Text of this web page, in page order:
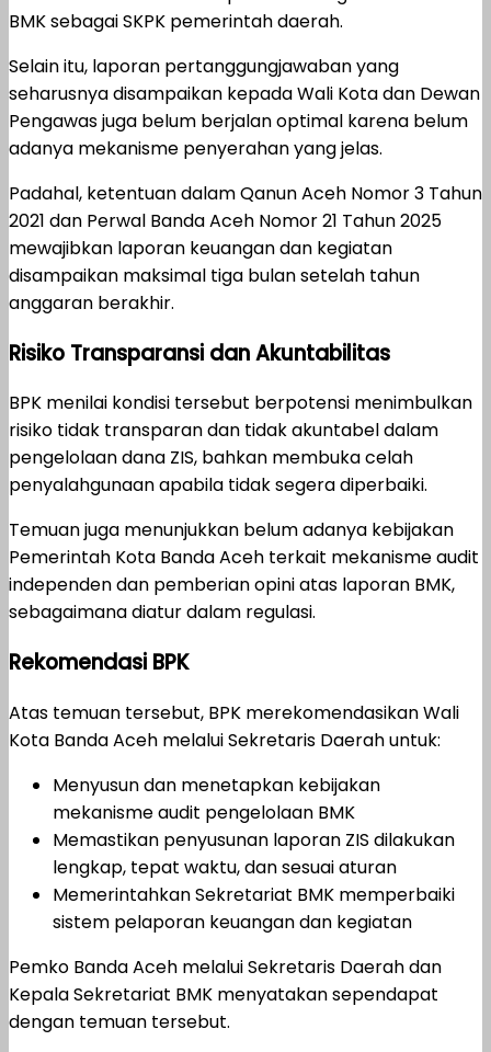
BMK sebagai SKPK pemerintah daerah.
Selain itu, laporan pertanggungjawaban yang
seharusnya disampaikan kepada Wali Kota dan Dewan
Pengawas juga belum berjalan optimal karena belum
adanya mekanisme penyerahan yang jelas.
Padahal, ketentuan dalam Qanun Aceh Nomor 3 Tahun
2021 dan Perwal Banda Aceh Nomor 21 Tahun 2025
mewajibkan laporan keuangan dan kegiatan
disampaikan maksimal tiga bulan setelah tahun
anggaran berakhir.
Risiko Transparansi dan Akuntabilitas
BPK menilai kondisi tersebut berpotensi menimbulkan
risiko tidak transparan dan tidak akuntabel dalam
pengelolaan dana ZIS, bahkan membuka celah
penyalahgunaan apabila tidak segera diperbaiki.
Temuan juga menunjukkan belum adanya kebijakan
Pemerintah Kota Banda Aceh terkait mekanisme audit
independen dan pemberian opini atas laporan BMK,
sebagaimana diatur dalam regulasi.
Rekomendasi BPK
Atas temuan tersebut, BPK merekomendasikan Wali
Kota Banda Aceh melalui Sekretaris Daerah untuk:
Menyusun dan menetapkan kebijakan
mekanisme audit pengelolaan BMK
Memastikan penyusunan laporan ZIS dilakukan
lengkap, tepat waktu, dan sesuai aturan
Memerintahkan Sekretariat BMK memperbaiki
sistem pelaporan keuangan dan kegiatan
Pemko Banda Aceh melalui Sekretaris Daerah dan
Kepala Sekretariat BMK menyatakan sependapat
dengan temuan tersebut.